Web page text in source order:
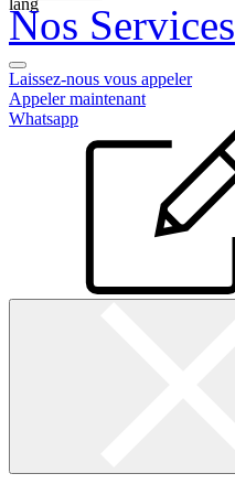
Nos Services
Laissez-nous vous appeler
Appeler maintenant
Whatsapp